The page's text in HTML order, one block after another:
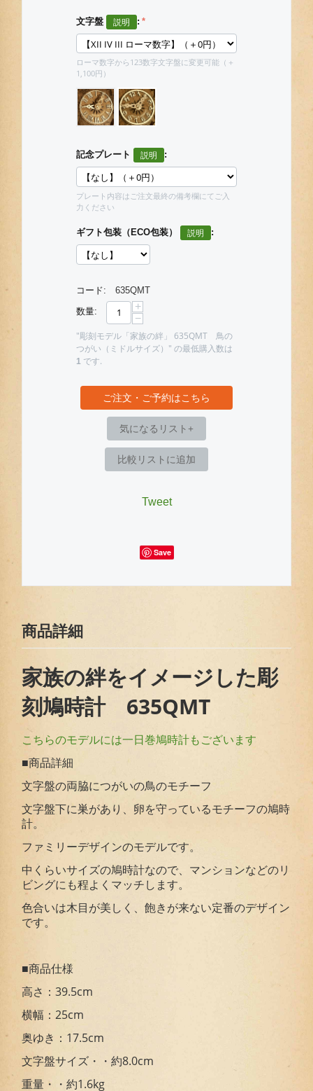
文字盤 :
ローマ数字から123数字文字盤に変更可能（＋
1,100円）
記念プレート :
プレート内容はご注文最終の備考欄にてご入
力ください
ギフト包装（ECO包装） :
コード:
635QMT
数量:
+
−
"彫刻モデル「家族の絆」 635QMT 鳥の
つがい（ミドルサイズ）" の最低購入数は
1 です.
ご注文・ご予約はこちら
気になるリスト+
比較リストに追加
Tweet
Save
商品詳細
家族の絆をイメージした彫
刻鳩時計 635QMT
こちらのモデルには一日巻鳩時計もございます
■商品詳細
文字盤の両脇につがいの鳥のモチーフ
文字盤下に巣があり、卵を守っているモチーフの鳩時
計。
ファミリーデザインのモデルです。
中くらいサイズの鳩時計なので、マンションなどのリ
ビングにも程よくマッチします。
色合いは木目が美しく、飽きが来ない定番のデザイン
です。
■商品仕様
高さ：39.5cm
横幅：25cm
奥ゆき：17.5cm
文字盤サイズ・・約8.0cm
重量・・約1.6kg